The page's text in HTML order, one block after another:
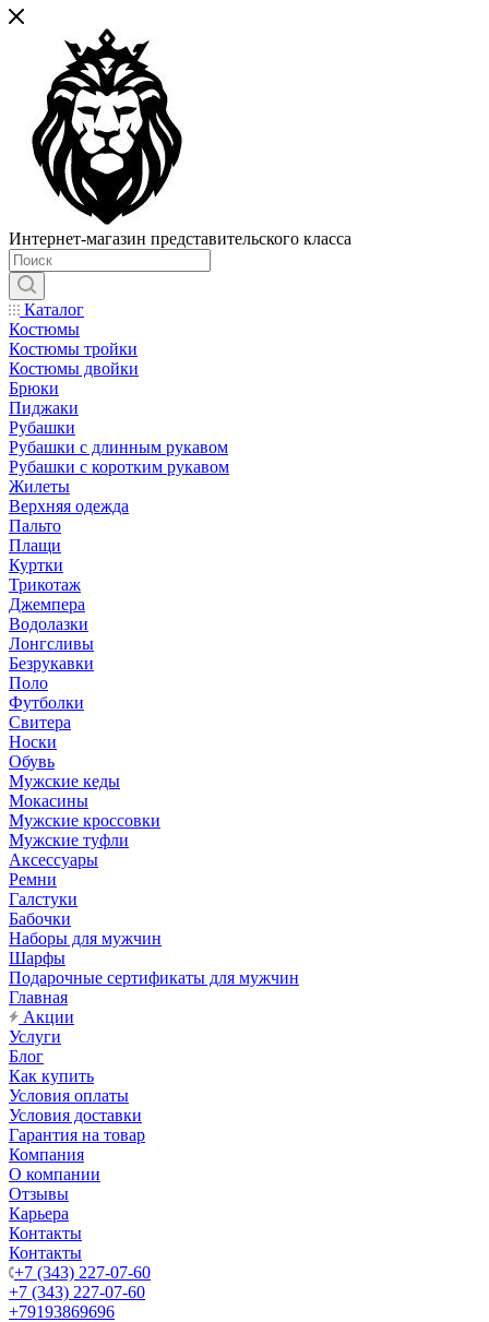
Интернет-магазин представительского класса
Каталог
Костюмы
Костюмы тройки
Костюмы двойки
Брюки
Пиджаки
Рубашки
Рубашки с длинным рукавом
Рубашки с коротким рукавом
Жилеты
Верхняя одежда
Пальто
Плащи
Куртки
Трикотаж
Джемпера
Водолазки
Лонгсливы
Безрукавки
Поло
Футболки
Свитера
Носки
Обувь
Мужские кеды
Мокасины
Мужские кроссовки
Мужские туфли
Аксессуары
Ремни
Галстуки
Бабочки
Наборы для мужчин
Шарфы
Подарочные сертификаты для мужчин
Главная
Акции
Услуги
Блог
Как купить
Условия оплаты
Условия доставки
Гарантия на товар
Компания
О компании
Отзывы
Карьера
Контакты
Контакты
+7 (343) 227-07-60
+7 (343) 227-07-60
+79193869696